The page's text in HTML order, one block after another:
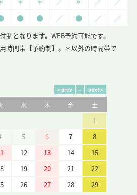
● ● ／ ● ／ ／
となります。WEB予約可能です。
時間帯【予約制】 。＊以外の時間帯で
水 木 金 土
1
5 6 7
8
12 13 14
15
19 20 21
22
26 27 28
29